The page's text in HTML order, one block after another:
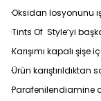
·Oksidan losyonunu
·Tints Of Style’yi
·Karışımı kapalı şişe
·Ürün
·Parafenilendiamine